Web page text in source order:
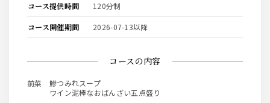
コースの内容
前菜 鰺つみれスープ
ワイン泥棒なおばんざい五点盛り
コース提供時間 120分制
コース開催期間 2026-07-13以降